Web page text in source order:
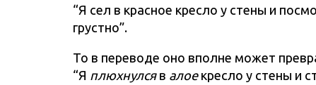
“Я сел в красное кресло у стены и
грустно”.
То в переводе оно вполне может
“Я плюхнулсяв алоекресло у стены и